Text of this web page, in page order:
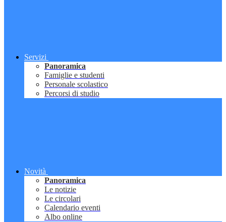
Servizi
Panoramica
Famiglie e studenti
Personale scolastico
Percorsi di studio
Novità
Panoramica
Le notizie
Le circolari
Calendario eventi
Albo online